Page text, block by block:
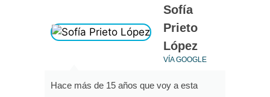
Hace más de 15 años que voy a esta
Sofía
Prieto
López
VÍA GOOGLE